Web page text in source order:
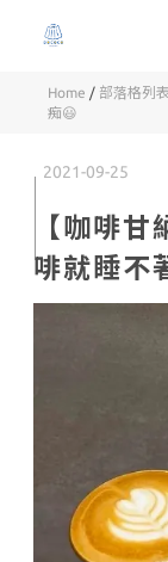
Home / 部落格列表
痴😃
2021-09-25
【咖啡
啡就睡不